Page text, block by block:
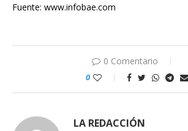
Fuente: www.infobae.com
0 Comentario
0
LA REDACCIÓN